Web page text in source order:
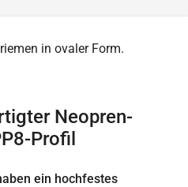
Neopren-
Profil
ein hochfestes